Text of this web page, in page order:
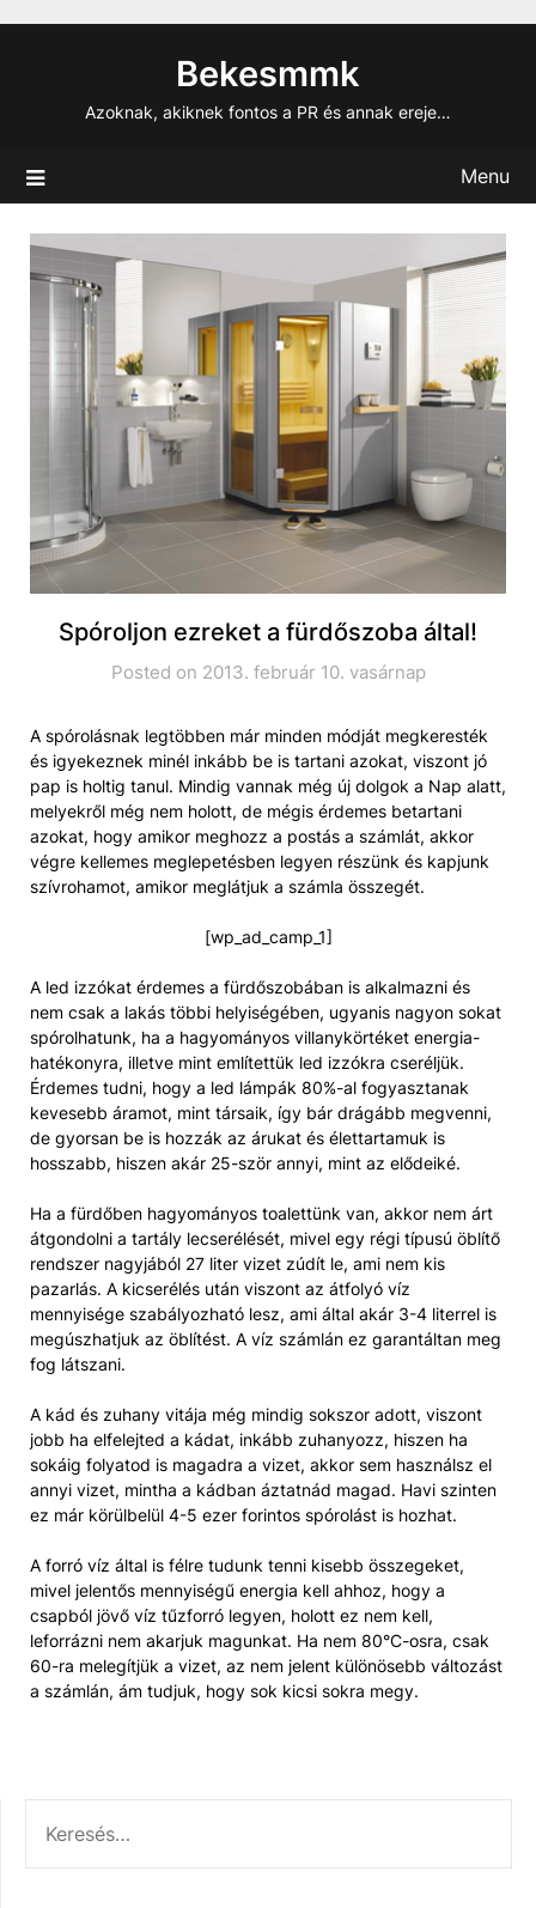
Bekesmmk
Azoknak, akiknek fontos a PR és annak ereje…
Menu
Spóroljon ezreket a fürdőszoba által!
Posted on 2013. február 10. vasárnap
A spórolásnak legtöbben már minden módját megkeresték
és igyekeznek minél inkább be is tartani azokat, viszont jó
pap is holtig tanul. Mindig vannak még új dolgok a Nap alatt,
melyekről még nem holott, de mégis érdemes betartani
azokat, hogy amikor meghozz a postás a számlát, akkor
végre kellemes meglepetésben legyen részünk és kapjunk
szívrohamot, amikor meglátjuk a számla összegét.
[wp_ad_camp_1]
A led izzókat érdemes a fürdőszobában is alkalmazni és
nem csak a lakás többi helyiségében, ugyanis nagyon sokat
spórolhatunk, ha a hagyományos villanykörtéket energia-
hatékonyra, illetve mint említettük led izzókra cseréljük.
Érdemes tudni, hogy a led lámpák 80%-al fogyasztanak
kevesebb áramot, mint társaik, így bár drágább megvenni,
de gyorsan be is hozzák az árukat és élettartamuk is
hosszabb, hiszen akár 25-ször annyi, mint az elődeiké.
Ha a fürdőben hagyományos toalettünk van, akkor nem árt
átgondolni a tartály lecserélését, mivel egy régi típusú öblítő
rendszer nagyjából 27 liter vizet zúdít le, ami nem kis
pazarlás. A kicserélés után viszont az átfolyó víz
mennyisége szabályozható lesz, ami által akár 3-4 literrel is
megúszhatjuk az öblítést. A víz számlán ez garantáltan meg
fog látszani.
A kád és zuhany vitája még mindig sokszor adott, viszont
jobb ha elfelejted a kádat, inkább zuhanyozz, hiszen ha
sokáig folyatod is magadra a vizet, akkor sem használsz el
annyi vizet, mintha a kádban áztatnád magad. Havi szinten
ez már körülbelül 4-5 ezer forintos spórolást is hozhat.
A forró víz által is félre tudunk tenni kisebb összegeket,
mivel jelentős mennyiségű energia kell ahhoz, hogy a
csapból jövő víz tűzforró legyen, holott ez nem kell,
leforrázni nem akarjuk magunkat. Ha nem 80°C-osra, csak
60-ra melegítjük a vizet, az nem jelent különösebb változást
a számlán, ám tudjuk, hogy sok kicsi sokra megy.